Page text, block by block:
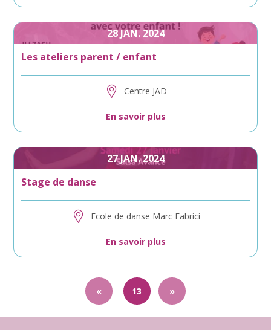
28 JAN. 2024
Les ateliers parent / enfant
Centre JAD
En savoir plus
27JAN.2024
Stage de danse
Ecole de danse Marc Fabrici
En savoir plus
« 13 »